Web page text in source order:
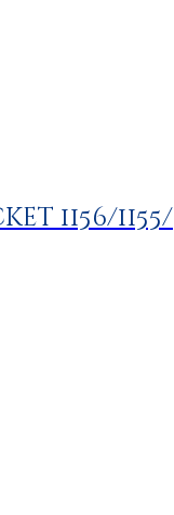
1156/1155/